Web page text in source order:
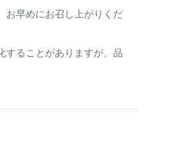
お早めにお召し上がりくだ
することがありますが、品